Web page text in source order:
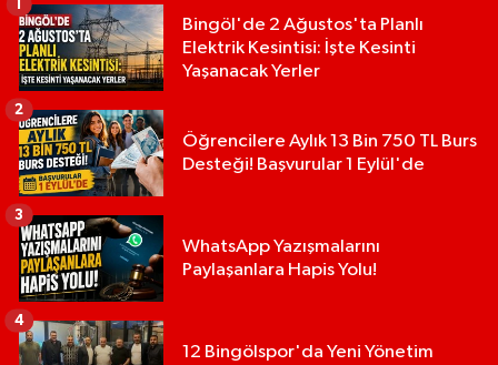
Bingöl'de 2 Ağustos'ta Planlı
Elektrik Kesintisi: İşte Kesinti
Yaşanacak Yerler
1
Öğrencilere Aylık 13 Bin 750 TL Burs
Desteği! Başvurular 1 Eylül'de
2
WhatsApp Yazışmalarını
Paylaşanlara Hapis Yolu!
3
12 Bingölspor'da Yeni Yönetim
4